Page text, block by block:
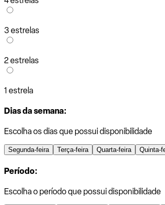
3 estrelas
2 estrelas
1 estrela
Dias da semana:
Escolha os dias que possui disponibilidade
Segunda-feira Terça-feira Quarta-feira Quinta-
Período:
Escolha o período que possui disponibilidade